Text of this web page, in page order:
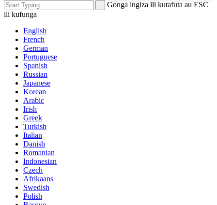
Gonga ingiza ili kutafuta au ESC
ili kufunga
English
French
German
Portuguese
Spanish
Russian
Japanese
Korean
Arabic
Irish
Greek
Turkish
Italian
Danish
Romanian
Indonesian
Czech
Afrikaans
Swedish
Polish